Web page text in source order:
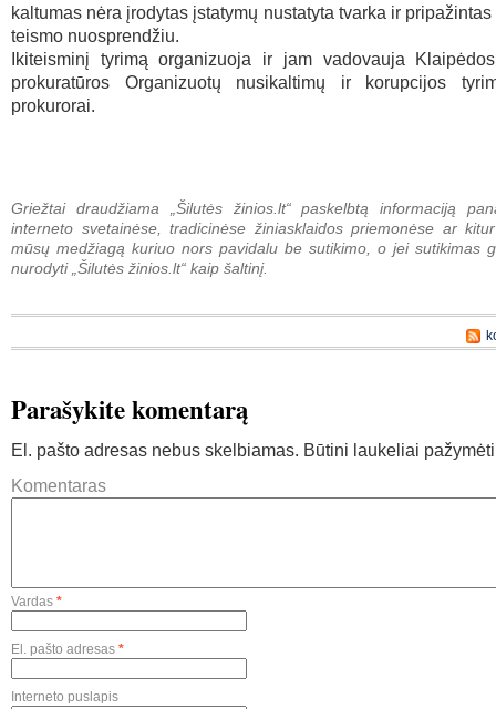
kaltumas nėra įrodytas įstatymų nustatyta tvarka ir
teismo nuosprendžiu.
Ikiteisminį tyrimą organizuoja ir jam vadovauja
prokuratūros Organizuotų nusikaltimų ir korupcijos
prokurorai.
Griežtai draudžiama „Šilutės žinios.lt“ paskelbtą informaciją
interneto svetainėse, tradicinėse žiniasklaidos priemonėse ar
mūsų medžiagą kuriuo nors pavidalu be sutikimo, o jei sutikimas
nurodyti „Šilutės žinios.lt“ kaip šaltinį.
Parašykite komentarą
El. pašto adresas nebus skelbiamas. Būtini laukeliai
Komentaras
Vardas *
El. pašto adresas *
Interneto puslapis